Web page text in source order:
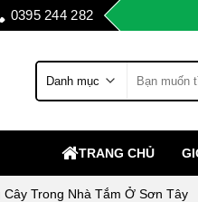
0395 244 282
kiếm:
TRANG CHỦ
Cây Trong Nhà Tắm Ở Sơn Tây